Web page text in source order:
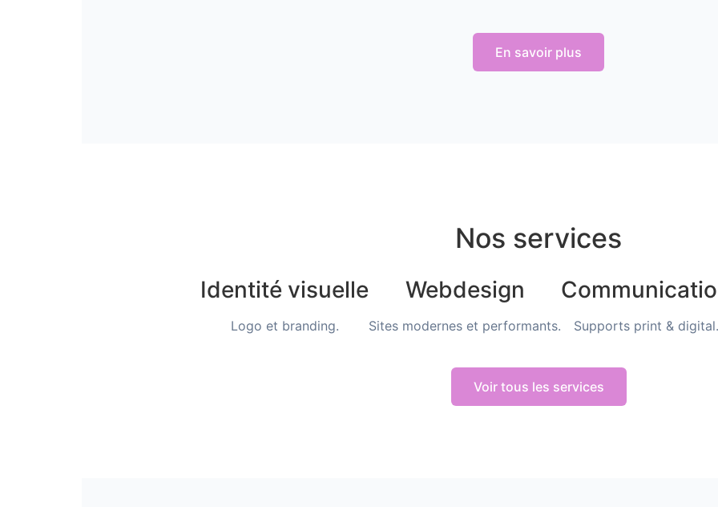
En savoir plus
Nos services
Identité visuelle
Logo et branding.
Webdesign
Sites modernes et performants. Supports print & digital.
Voir tous les services